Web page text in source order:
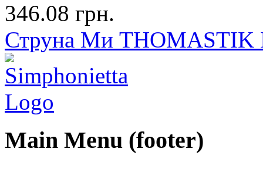
346.08 грн.
Струна Ми THOMASTIK
Main Menu (footer)